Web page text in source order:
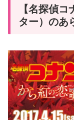
【名探偵
ター）のあ